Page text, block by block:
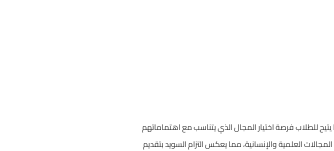
للطلاب فرصة اختيار المجال الذي يتناسب مع اهتماماتهم
العلمية والإنسانية، مما يعكس التزام السويد بتقديم